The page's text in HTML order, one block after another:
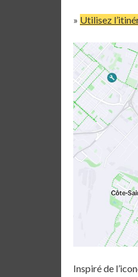
» Utilisez
Inspiré de